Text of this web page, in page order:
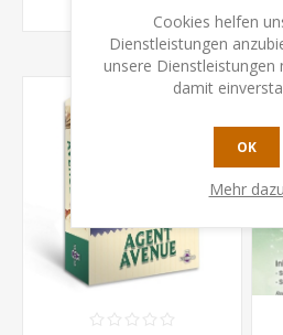
Cookies helfen
Dienstleistungen
unsere Dienstleistungen
damit
OK
Mehr dazu